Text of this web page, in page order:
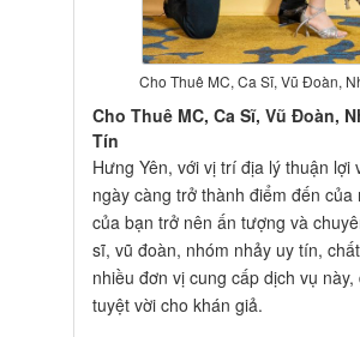
Cho Thuê MC, Ca Sĩ, Vũ Đoàn,
Cho Thuê MC, Ca Sĩ, Vũ Đoàn,
Tín
Hưng Yên, với vị trí địa lý thuận
ngày càng trở thành điểm đến
của bạn trở nên ấn tượng và
sĩ, vũ đoàn, nhóm nhảy uy tín,
nhiều đơn vị cung cấp dịch vụ
tuyệt vời cho khán giả.